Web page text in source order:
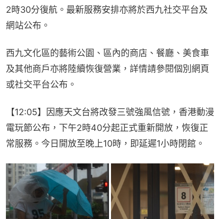
2時30分復航。最新服務安排亦將於西九社交平台及
網站公布。
西九文化區的藝術公園、區內的商店、餐廳、美食車
及其他商戶亦將陸續恢復營業，詳情請參閱個別網頁
或社交平台公布。
【12:05】因應天文台將改發三號強風信號，香港動漫
電玩節公布，下午2時40分起正式重新開放，恢復正
常服務。今日開放至晚上10時，即延遲1小時閉館。